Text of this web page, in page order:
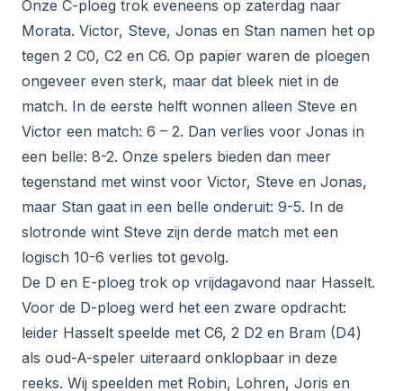
Onze C-ploeg trok eveneens op zaterdag naar
Morata. Victor, Steve, Jonas en Stan namen het op
tegen 2 C0, C2 en C6. Op papier waren de ploegen
ongeveer even sterk, maar dat bleek niet in de
match. In de eerste helft wonnen alleen Steve en
Victor een match: 6 – 2. Dan verlies voor Jonas in
een belle: 8-2. Onze spelers bieden dan meer
tegenstand met winst voor Victor, Steve en Jonas,
maar Stan gaat in een belle onderuit: 9-5. In de
slotronde wint Steve zijn derde match met een
logisch 10-6 verlies tot gevolg.
De D en E-ploeg trok op vrijdagavond naar Hasselt.
Voor de D-ploeg werd het een zware opdracht:
leider Hasselt speelde met C6, 2 D2 en Bram (D4)
als oud-A-speler uiteraard onklopbaar in deze
reeks. Wij speelden met Robin, Lohren, Joris en